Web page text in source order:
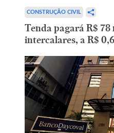
CONSTRUÇÃO CIVIL
Tenda pagará R$
intercalares, a R$